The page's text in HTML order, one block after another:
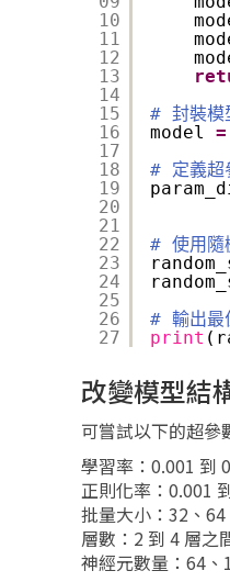
10
11
12
13
14
15
16
17
18
19
20
21
22
23
24
25
26
27
# 封裝
model =
# 定義超
# 使用隨
# 輸出最
print
改變模型結
可嘗試以下的超參
學習率：0.001 到
正則化率：0.001
批量大小：32、64
層數：2 到 4 層之
神經元數量：64、